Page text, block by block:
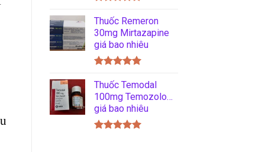
hạng5.00
5 sao
Thuốc Remeron
30mg Mirtazapine
giá bao nhiêu
hạng5.00
5 sao
Thuốc Temodal
100mg Temozolomide
giá bao nhiêu